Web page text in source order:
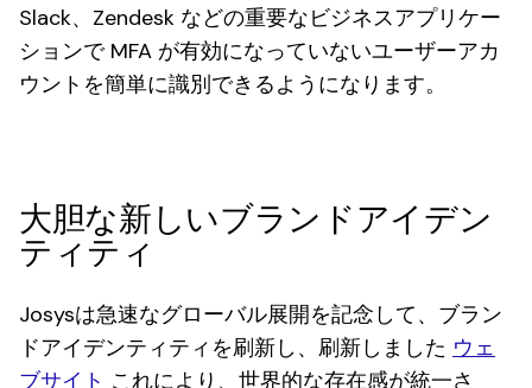
Slack、Zendesk などの重要なビジネスアプリケー
ションで MFA が有効になっていないユーザーアカ
ウントを簡単に識別できるようになります。
大胆な新しいブランドアイデン
ティティ
Josysは急速なグローバル展開を記念して、ブラン
ドアイデンティティを刷新し、刷新しました ウェ
ブサイト これにより、世界的な存在感が統一さ